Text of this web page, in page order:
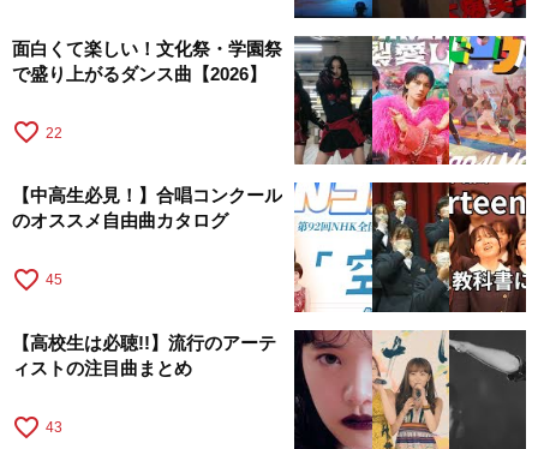
面白くて楽しい！文化祭・学園祭
で盛り上がるダンス曲【2026】
favorite_border 22
【中高生必見！】合唱コンクール
のオススメ自由曲カタログ
favorite_border 45
【高校生は必聴!!】流行のアーテ
ィストの注目曲まとめ
favorite_border 43